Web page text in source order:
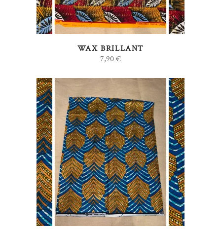
WAX BRILLANT
7,90€
AJOUTER AU PANIER